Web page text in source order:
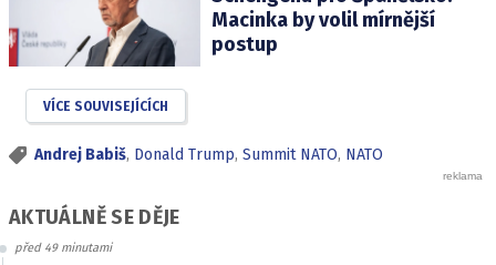
Macinka by volil mírnější
postup
VÍCE SOUVISEJÍCÍCH
Andrej Babiš, Donald Trump, Summit NATO, NATO
AKTUÁLNĚ SE DĚJE
před 49 minutami